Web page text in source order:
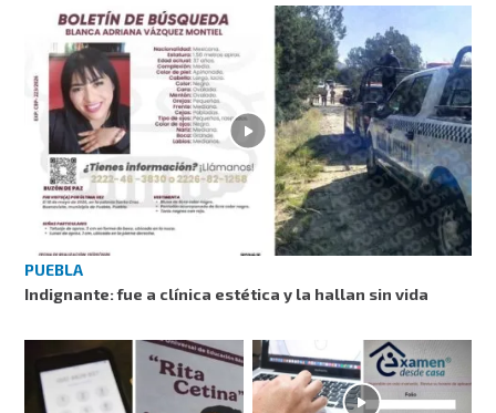
PUEBLA
Indignante: fue a clínica estética y la hallan sin vida